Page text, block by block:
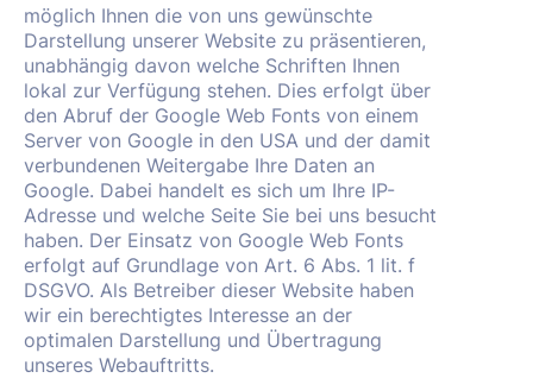
möglich Ihnen die von uns gewünschte
Darstellung unserer Website zu präsentieren,
unabhängig davon welche Schriften Ihnen
lokal zur Verfügung stehen. Dies erfolgt über
den Abruf der Google Web Fonts von einem
Server von Google in den USA und der damit
verbundenen Weitergabe Ihre Daten an
Google. Dabei handelt es sich um Ihre IP-
Adresse und welche Seite Sie bei uns besucht
haben. Der Einsatz von Google Web Fonts
erfolgt auf Grundlage von Art. 6 Abs. 1 lit. f
DSGVO. Als Betreiber dieser Website haben
wir ein berechtigtes Interesse an der
optimalen Darstellung und Übertragung
unseres Webauftritts.